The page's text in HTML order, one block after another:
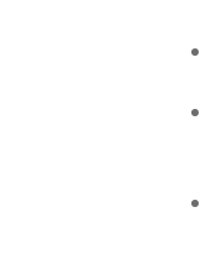
Frankenhöhe
Geförderte
Umgesetzte